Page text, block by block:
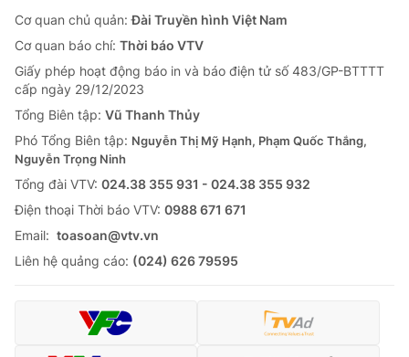
Cơ quan chủ quản:Đài Truyền hình Việt Nam
Cơ quan báo chí: Thời báo VTV
Giấy phép hoạt động báo in và báo điện tử số 483/GP-BTTTT
cấp ngày 29/12/2023
Tổng Biên tập: Vũ Thanh Thủy
Phó Tổng Biên tập: Nguyễn Thị Mỹ Hạnh, Phạm Quốc Thắng,
Nguyễn Trọng Ninh
Tổng đài VTV: 024.38 355 931 - 024.38 355 932
Ðiện thoại Thời báo VTV: 0988 671 671
Email: toasoan@vtv.vn
Liên hệ quảng cáo: (024) 626 79595